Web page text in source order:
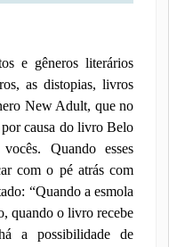
e gêneros literários
as distopias, livros
New Adult, que no
causa do livro Belo
Quando esses
com o pé atrás com
“Quando a esmola
quando o livro recebe
a possibilidade de